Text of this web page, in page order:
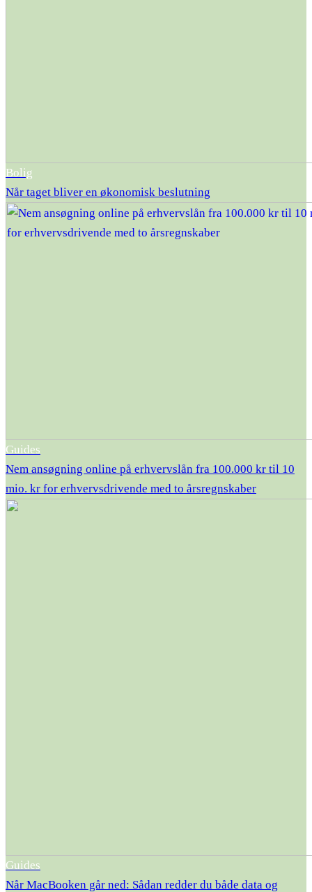
Bolig
Når taget bliver en økonomisk beslutning
Guides
Nem ansøgning online på erhvervslån fra 100.000 kr til 10
mio. kr for erhvervsdrivende med to årsregnskaber
Guides
Når MacBooken går ned: Sådan redder du både data og